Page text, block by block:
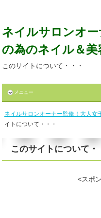
ネイルサロンオ
の為のネイル＆美
このサイトについて・・・
メニュー
ネイルサロンオーナー監修！大人女
イトについて・・・
このサイトについて・
<スポ